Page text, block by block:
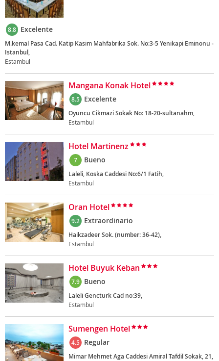
8.8 Excelente
M.kemal Pasa Cad. Katip Kasim Mahfabrika Sok. No:3-5 Yenikapi Eminonu -
Istanbul,
Estambul
Mangana Konak Hotel
8.5 Excelente
Oyuncu Cikmazi Sokak No: 18-20-sultanahm,
Estambul
Hotel Martinenz
7 Bueno
Laleli, Koska Caddesi No:6/1 Fatih,
Estambul
Oran Hotel
9.2 Extraordinario
Haikzadeer Sok. (number: 36-42),
Estambul
Hotel Buyuk Keban
7.9 Bueno
Laleli Gencturk Cad no:39,
Estambul
Sumengen Hotel
4.5 Regular
Mimar Mehmet Aga Caddesi Amiral Tafdil Sokak, 21,